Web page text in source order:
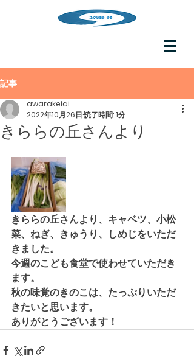
記事
きららの丘さんより
awarakeiai
2022年10月26日読了時間: 1分
きららの丘さんより、キャベツ、小松
菜、ねぎ、きゅうり、しめじをいただ
きました。
今週のこども食堂で使わせていただき
ます。
秋の味覚のきのこは、たっぷりいただ
きたいと思います。
ありがとうございます！